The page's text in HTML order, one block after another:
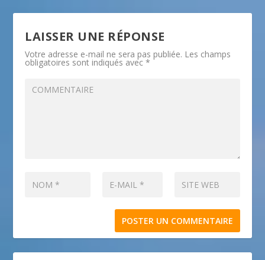
LAISSER UNE RÉPONSE
Votre adresse e-mail ne sera pas publiée. Les champs
obligatoires sont indiqués avec*